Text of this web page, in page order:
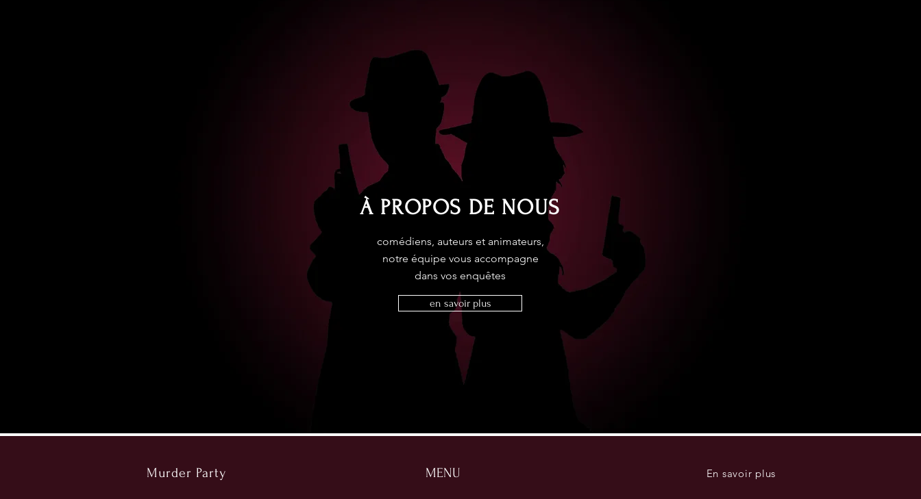
À PROPOS DE NOUS
comédiens, auteurs et animateurs,
notre équipe vous accompagne
dans vos enquêtes
en savoir plus
Murder Party MENU En savoir plus